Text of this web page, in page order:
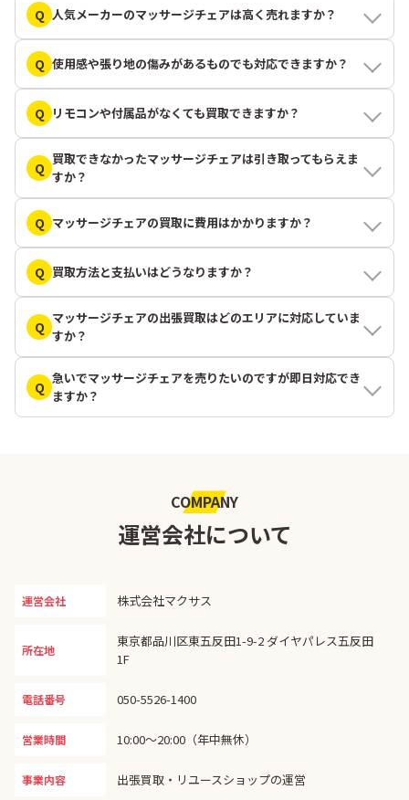
Q 人気メーカーのマッサージチェアは高く売れますか？
Q 使用感や張り地の傷みがあるものでも対応できますか？
Q リモコンや付属品がなくても買取できますか？
Q
買取できなかったマッサージチェアは引き取ってもらえま
すか？
Q マッサージチェアの買取に費用はかかりますか？
Q 買取方法と支払いはどうなりますか？
Q
マッサージチェアの出張買取はどのエリアに対応していま
すか？
Q
急いでマッサージチェアを売りたいのですが即日対応でき
ますか？
COMPANY
運営会社について
運営会社 株式会社マクサス
所在地
東京都品川区東五反田1-9-2 ダイヤパレス五反田
1F
電話番号 050-5526-1400
営業時間 10:00〜20:00（年中無休）
事業内容 出張買取・リユースショップの運営